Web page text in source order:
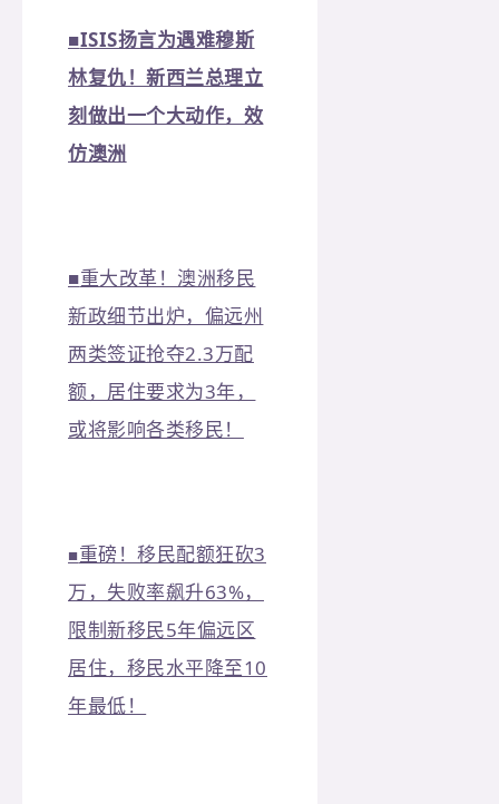
■ISIS扬言为遇难穆斯
林复仇！新西兰总理立
刻做出一个大动作，效
仿澳洲
■重大改革！澳洲移民
新政细节出炉，偏远州
两类签证抢夺2.3万配
额，居住要求为3年，
或将影响各类移民！
■重磅！移民配额狂砍3
万，失败率飙升63%，
限制新移民5年偏远区
居住，移民水平降至10
年最低！